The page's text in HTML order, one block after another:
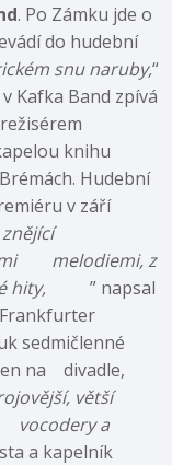
. Po Zámku jde o
do hudební
snu naruby,“
Kafka Band zpívá
knihu
Hudební
v září
melodiemi, z
hity,
” napsal
sedmičlenné
na divadle,
větší
vocodery a
a kapelník